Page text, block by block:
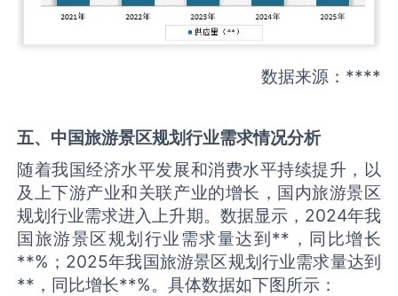
数据来源：****
五、中国旅游景区规划行业需求情况分析
随着我国经济水平发展和消费水平持续提升，以
及上下游产业和关联产业的增长，国内旅游景区
规划行业需求进入上升期。数据显示，2024年我
国旅游景区规划行业需求量达到**，同比增长
**%；2025年我国旅游景区规划行业需求量达到
**，同比增长**%。具体数据如下图所示：